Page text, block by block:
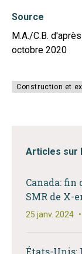
Source
M.A./C.B.
octobre 2020
Construction et
Articles sur
Canada: fin
SMR de X-
25 janv. 2024 •
États-Unis: